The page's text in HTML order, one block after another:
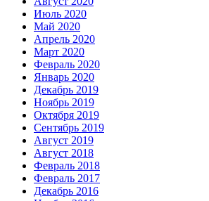
Июль 2020
Май 2020
Апрель 2020
Март 2020
Февраль 2020
Январь 2020
Декабрь 2019
Ноябрь 2019
Октября 2019
Сентябрь 2019
Август 2019
Август 2018
Февраль 2018
Февраль 2017
Декабрь 2016